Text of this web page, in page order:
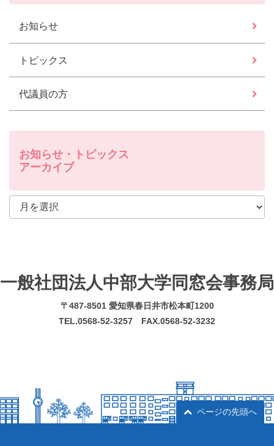
お知らせ
トピックス
代議員の方
お知らせ・トピックス
アーカイブ
一般社団法人中部大学同窓会事務局
〒487-8501 愛知県春日井市松本町1200
TEL.0568-52-3257 FAX.0568-52-3232
ページの先頭へ